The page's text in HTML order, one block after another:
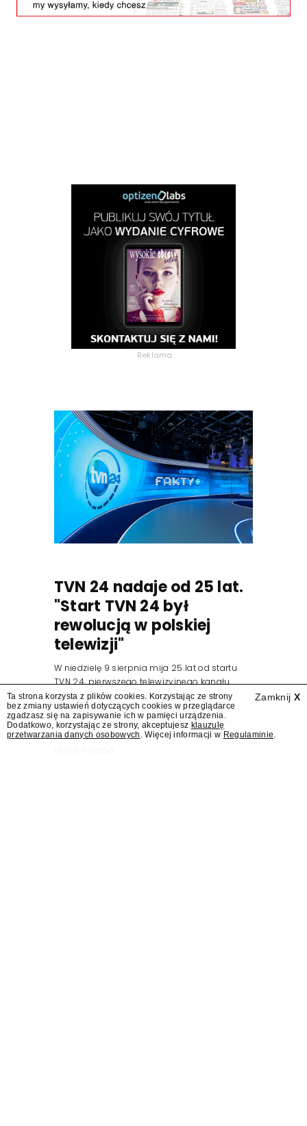
Reklama
TVN 24 nadaje od 25 lat.
"Start TVN 24 był
rewolucją w polskiej
telewizji"
W niedzielę 9 sierpnia mija 25 lat od startu
TVN 24, pierwszego telewizyjnego kanału
informacyjnego w Polsce. Na ten dzień
zaplanowano finał urodzinowej trasy stacji
"Jesteśmy stąd". 25 lat TVN 24 dla Press.pl
podsumowują Jarosław Kuźniar, Tomasz Lis i
Zamknij X
Ta strona korzysta z plików cookies. Korzystając ze strony
bez zmiany ustawień dotyczących cookies w przeglądarce
zgadzasz się na zapisywanie ich w pamięci urządzenia.
Dodatkowo, korzystając ze strony, akceptujesz klauzulę
przetwarzania danych osobowych . Więcej informacji w Regulaminie.